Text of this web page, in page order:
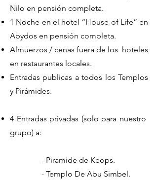
Nilo en pensión completa.
1 Noche en el hotel “House of Life” en
Abydos en pensión completa.
Almuerzos / cenas fuera de los hoteles
en restaurantes locales.
Entradas publicas a todos los Templos
y Pirámides.
4 Entradas privadas (solo para nuestro
grupo) a:
- Piramide de Keops.
- Templo De Abu Simbel.